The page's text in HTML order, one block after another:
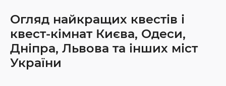
Огляд найкращих квестів і
квест-кімнат Києва, Одеси,
Дніпра, Львова та інших міст
України